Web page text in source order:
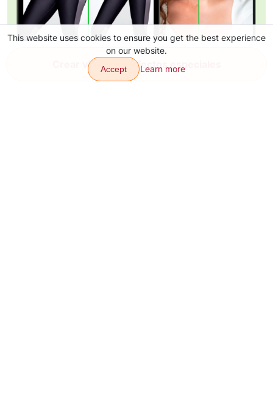
Crear video con efectos especiales
This website uses cookies to ensure you get the best experience
on our website.
Accept Learn more